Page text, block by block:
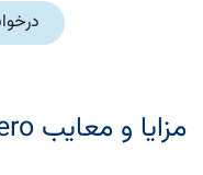
مزایا و معایب Xero